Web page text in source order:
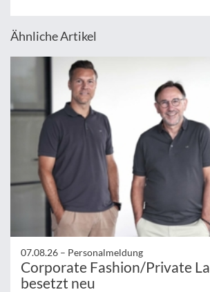
Ähnliche Artikel
07.08.26 – Personalmeldung
Corporate Fashion/Private
besetzt neu